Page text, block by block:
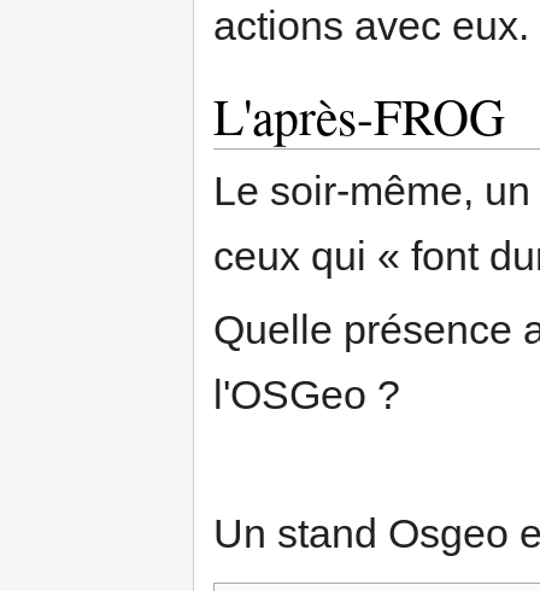
actions avec eux.
L'après-FROG
Le soir-même,
ceux qui « font
Quelle présence
l'OSGeo ?
Un stand Osgeo